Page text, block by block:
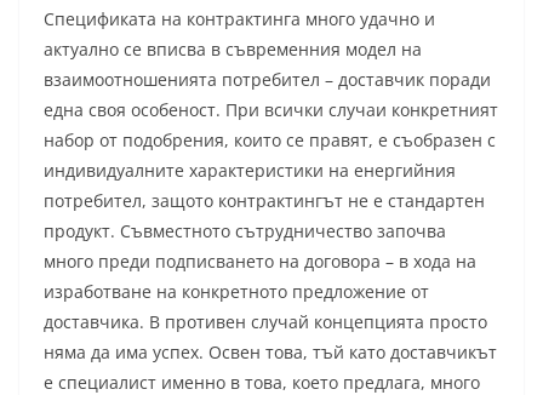
Спецификата на контрактинга много удачно и
актуално се вписва в съвременния модел на
взаимоотношенията потребител – доставчик поради
една своя особеност. При всички случаи конкретният
набор от подобрения, които се правят, е съобразен с
индивидуалните характеристики на енергийния
потребител, защото контрактингът не е стандартен
продукт. Съвместното сътрудничество започва
много преди подписването на договора – в хода на
изработване на конкретното предложение от
доставчика. В противен случай концепцията просто
няма да има успех. Освен това, тъй като доставчикът
е специалист именно в това, което предлага, много